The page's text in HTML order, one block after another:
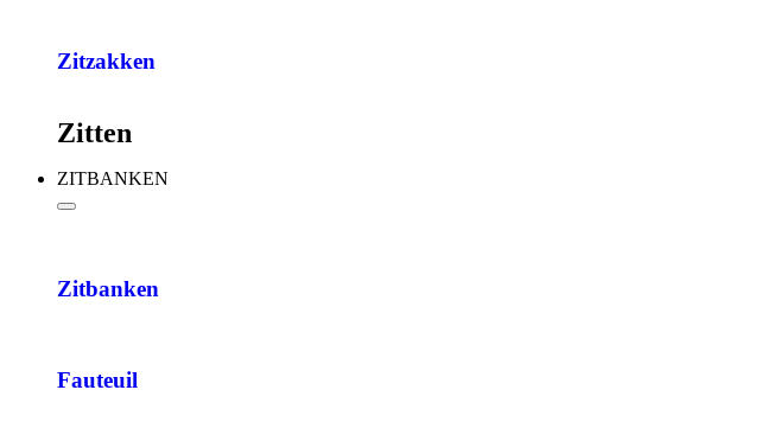
Zitzakken
Zitten
ZITBANKEN
Zitbanken
Fauteuil